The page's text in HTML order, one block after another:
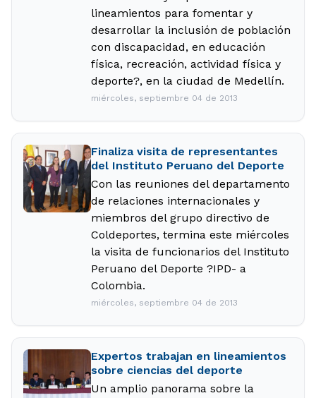
lineamientos para fomentar y
desarrollar la inclusión de población
con discapacidad, en educación
física, recreación, actividad física y
deporte?, en la ciudad de Medellín.
miércoles, septiembre 04 de 2013
Finaliza visita de representantes
del Instituto Peruano del Deporte
Con las reuniones del departamento
de relaciones internacionales y
miembros del grupo directivo de
Coldeportes, termina este miércoles
la visita de funcionarios del Instituto
Peruano del Deporte ?IPD- a
Colombia.
miércoles, septiembre 04 de 2013
Expertos trabajan en lineamientos
sobre ciencias del deporte
Un amplio panorama sobre la